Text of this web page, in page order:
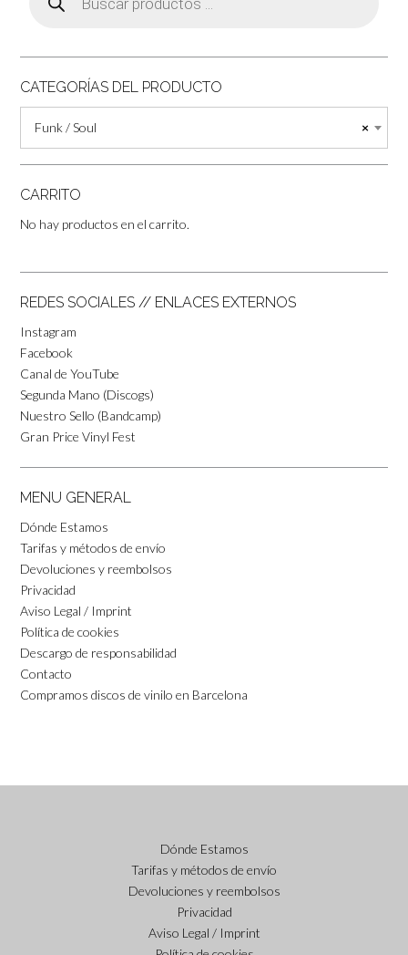
productos
CATEGORÍAS DEL PRODUCTO
×
Funk / Soul
CARRITO
No hay productos en el carrito.
REDES SOCIALES // ENLACES EXTERNOS
Instagram
Facebook
Canal de YouTube
Segunda Mano (Discogs)
Nuestro Sello (Bandcamp)
Gran Price Vinyl Fest
MENU GENERAL
Dónde Estamos
Tarifas y métodos de envío
Devoluciones y reembolsos
Privacidad
Aviso Legal / Imprint
Política de cookies
Descargo de responsabilidad
Contacto
Compramos discos de vinilo en Barcelona
Dónde Estamos
Tarifas y métodos de envío
Devoluciones y reembolsos
Privacidad
Aviso Legal / Imprint